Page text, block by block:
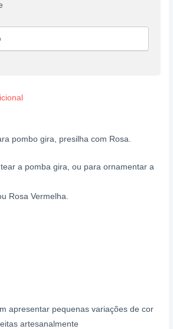
pombo gira, presilha com Rosa.
a pomba gira, ou para ornamentar a
Rosa Vermelha.
apresentar pequenas variações de cor
artesanalmente